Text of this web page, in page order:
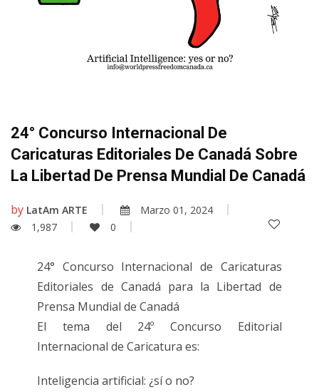
24° Concurso Internacional De
Caricaturas Editoriales De Canadá Sobre
La Libertad De Prensa Mundial De Canadá
by LatAm ARTE
Marzo 01, 2024
1,987
0
24° Concurso Internacional de Caricaturas
Editoriales de Canadá para la Libertad de
Prensa Mundial de Canadá
El tema del 24º Concurso Editorial
Internacional de Caricatura es:
Inteligencia artificial: ¿sí o no?